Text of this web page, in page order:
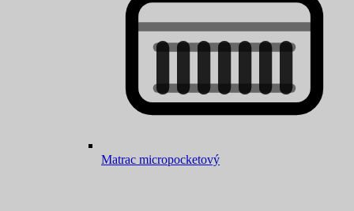
Matrac micropocketový